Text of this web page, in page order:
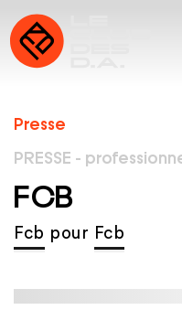
Presse
PRESSE -
FCB
Fcb pour Fcb